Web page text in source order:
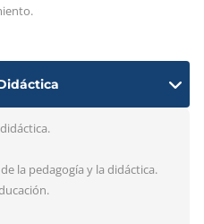
la pedagogía y la didáctica.